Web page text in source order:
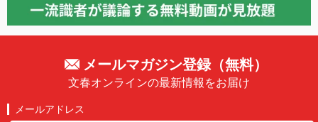
メールマガジン登録（無料）
文春オンラインの最新情報をお届け
メールアドレス